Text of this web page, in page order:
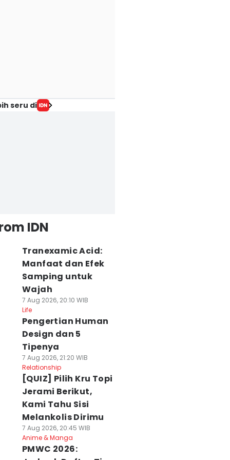
seru di
IDN
Tranexamic Acid:
Manfaat dan Efek
Samping untuk
Wajah
7 Aug 2026, 20:10 WIB
Life
Pengertian Human
Design dan 5
Tipenya
7 Aug 2026, 21:20 WIB
Relationship
[QUIZ] Pilih Kru Topi
Jerami Berikut,
Kami Tahu Sisi
Melankolis Dirimu
7 Aug 2026, 20:45 WIB
Anime & Manga
PMWC 2026: